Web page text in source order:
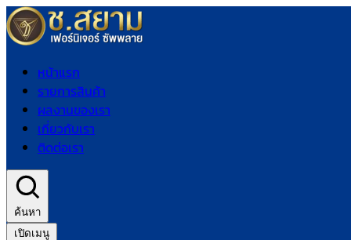
หน้าแรก
รายการสินค้า
ผลงานของเรา
เกี่ยวกับเรา
ติดต่อเรา
ค้นหา
เปิดเมนู